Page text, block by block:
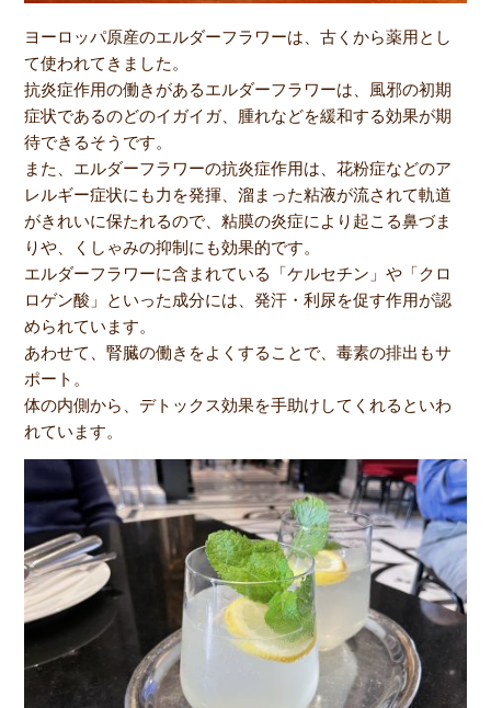
ヨーロッパ原産のエルダーフラワーは、古くから薬用とし
て使われてきました。
抗炎症作用の働きがあるエルダーフラワーは、風邪の初期
症状であるのどのイガイガ、腫れなどを緩和する効果が期
待できるそうです。
また、エルダーフラワーの抗炎症作用は、花粉症などのア
レルギー症状にも力を発揮、溜まった粘液が流されて軌道
がきれいに保たれるので、粘膜の炎症により起こる鼻づま
りや、くしゃみの抑制にも効果的です。
エルダーフラワーに含まれている「ケルセチン」や「クロ
ロゲン酸」といった成分には、発汗・利尿を促す作用が認
められています。
あわせて、腎臓の働きをよくすることで、毒素の排出もサ
ポート。
体の内側から、デトックス効果を手助けしてくれるといわ
れています。